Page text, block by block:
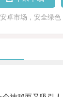
安卓市场，安全绿色